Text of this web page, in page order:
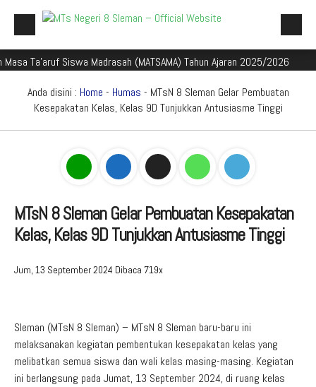
Beranda
Profil Madrasah
Aplikasi Madrasah
PMBM
Perpustakaan Madyadesta
Siswa Madrasah (MATSAMA) Tahun Ajaran 2025/2026
Anda disini : Home - Humas - MTsN 8 Sleman Gelar Pembuatan
Kesepakatan Kelas, Kelas 9D Tunjukkan Antusiasme Tinggi
MTsN 8 Sleman Gelar Pembuatan Kesepakatan
Kelas, Kelas 9D Tunjukkan Antusiasme Tinggi
Jum, 13 September 2024 Dibaca 719x
Sleman (MTsN 8 Sleman) – MTsN 8 Sleman baru-baru ini
melaksanakan kegiatan pembentukan kesepakatan kelas yang
melibatkan semua siswa dan wali kelas masing-masing. Kegiatan
ini berlangsung pada Jumat, 13 September 2024, di ruang kelas